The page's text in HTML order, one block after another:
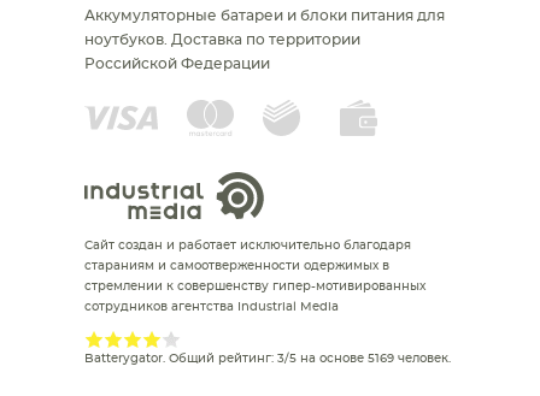
Аккумуляторные батареи и блоки питания для
ноутбуков. Доставка по территории
Российской Федерации
Сайт создан и работает исключительно благодаря
стараниям и самоотверженности одержимых в
стремлении к совершенству гипер-мотивированных
сотрудников агентства Industrial Media
Batterygator. Общий рейтинг: 3/5 на основе 5169 человек.